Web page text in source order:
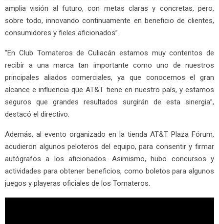
amplia visión al futuro, con metas claras y concretas, pero,
sobre todo, innovando continuamente en beneficio de clientes,
consumidores y fieles aficionados”.
“En Club Tomateros de Culiacán estamos muy contentos de
recibir a una marca tan importante como uno de nuestros
principales aliados comerciales, ya que conocemos el gran
alcance e influencia que AT&T tiene en nuestro país, y estamos
seguros que grandes resultados surgirán de esta sinergia”,
destacó el directivo.
Además, al evento organizado en la tienda AT&T Plaza Fórum,
acudieron algunos peloteros del equipo, para consentir y firmar
autógrafos a los aficionados. Asimismo, hubo concursos y
actividades para obtener beneficios, como boletos para algunos
juegos y playeras oficiales de los Tomateros.